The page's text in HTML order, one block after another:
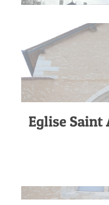
Eglise Saint